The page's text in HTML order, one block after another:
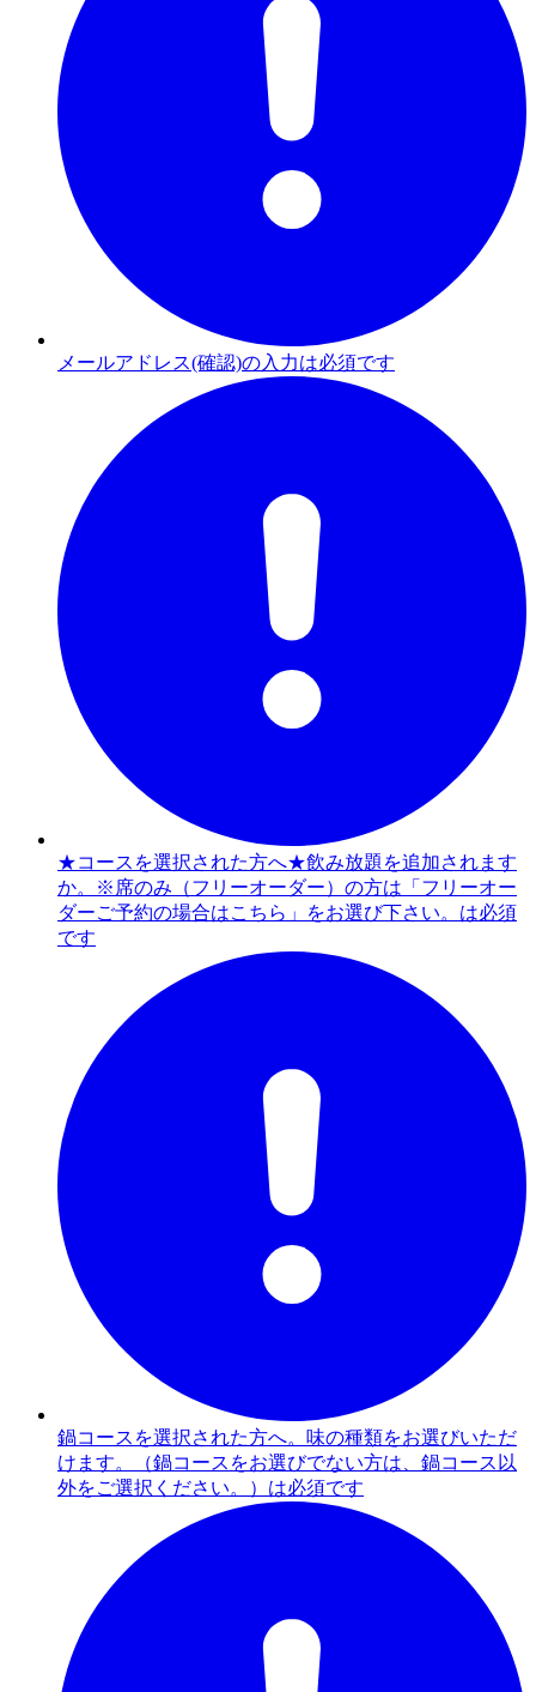
メールアドレス(確認)の入力は必須です
★コースを選択された方へ★飲み放題を追加されます
か。※席のみ（フリーオーダー）の方は「フリーオー
ダーご予約の場合はこちら」をお選び下さい。は必須
です
鍋コースを選択された方へ。味の種類をお選びいただ
けます。（鍋コースをお選びでない方は、鍋コース以
外をご選択ください。）は必須です